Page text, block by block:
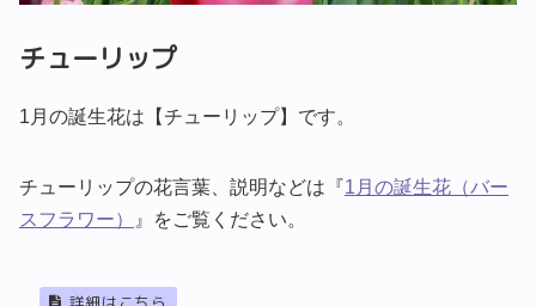
チューリップ
1月の誕生花は【チューリップ】です。
チューリップの花言葉、説明などは『1月の誕生花（バー
スフラワー）
』をご覧ください。